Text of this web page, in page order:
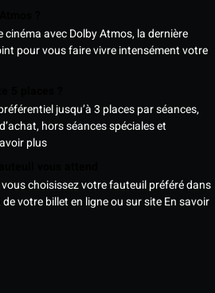
cinéma avec Dolby Atmos, la dernière
pour vous faire vivre intensément votre
jusqu’à 3 places par séances,
hors séances spéciales et
plus
choisissez votre fauteuil préféré dans
votre billet en ligne ou sur siteEn savoir